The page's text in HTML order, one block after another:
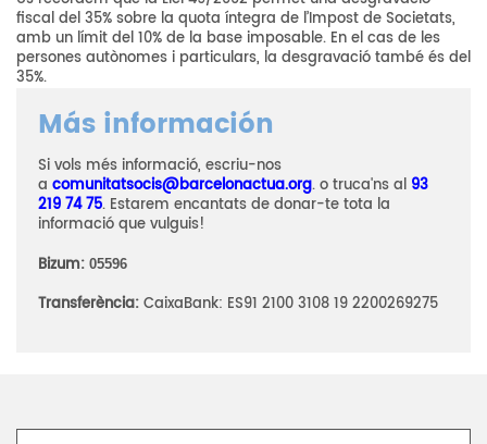
fiscal del 35% sobre la quota íntegra de l’Impost de Societats,
amb un límit del 10% de la base imposable. En el cas de les
persones autònomes i particulars, la desgravació també és del
35%.
Más información
Si vols més informació, escriu-nos
a comunitatsocis@barcelonactua.org. o truca'ns al 93
219 74 75. Estarem encantats de donar-te tota la
informació que vulguis!
Bizum: 05596
Transferència:CaixaBank: ES91 2100 3108 19 2200269275